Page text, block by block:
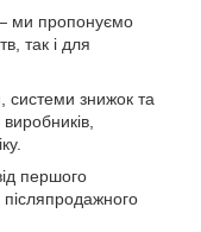
ми пропонуємо
так і для
системи знижок та
першого